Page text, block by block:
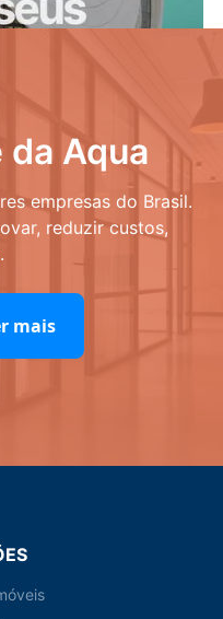
Aqua
empresas do Brasil.
reduzir custos,
mais